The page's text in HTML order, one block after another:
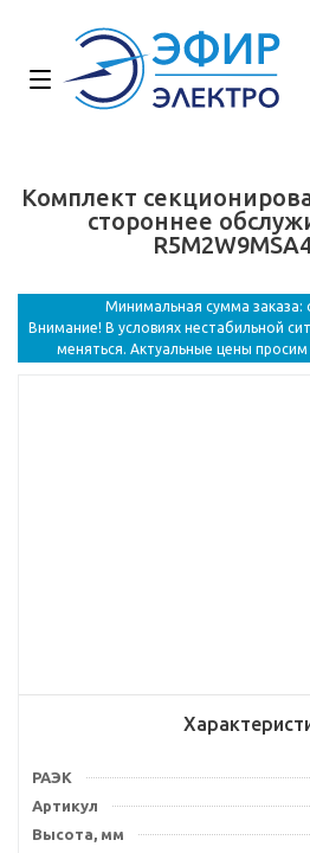
Комплект
стороннее
Минимальная сумма заказа:
Внимание! В условиях нестабильной
меняться. Актуальные цены
РАЭК
Артикул
Высота, мм